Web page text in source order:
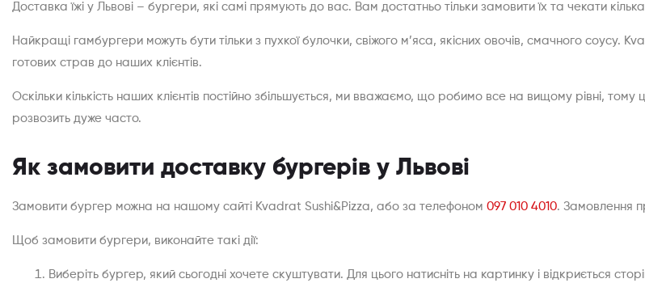
Доставка їжі у Львові – бургери, які самі прямують до вас. Вам достатньо тільки замовити їх та чекати
Найкращі гамбургери можуть бути тільки з пухкої булочки, свіжого м’яса, якісних овочів, смачного соусу.
готових страв до наших клієнтів.
Оскільки кількість наших клієнтів постійно збільшується, ми вважаємо, що робимо все на вищому рівні,
розвозить дуже часто.
Як замовити доставку бургерів у Львові
Замовити бургер можна на нашому сайті Kvadrat Sushi&Pizza, або за телефоном 097 010 4010. Замовлення
Щоб замовити бургери, виконайте такі дії:
Виберіть бургер, який сьогодні хочете скуштувати. Для цього натисніть на картинку і відкриється